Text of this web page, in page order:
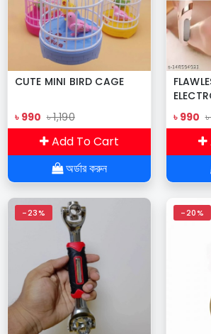
CUTE MINI BIRD CAGE
৳ 990 ৳ 1,190
Add To Cart
অর্ডার করুন
TOOL
৳ 990
-23% -20%